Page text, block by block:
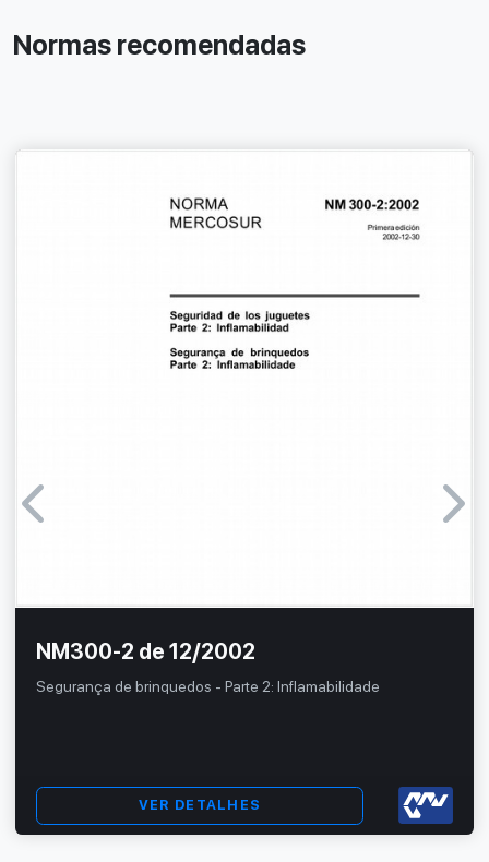
Normas recomendadas
NM300-2 de 12/2002
Segurança de brinquedos - Parte 2: Inflamabilidade
VER DETALHES